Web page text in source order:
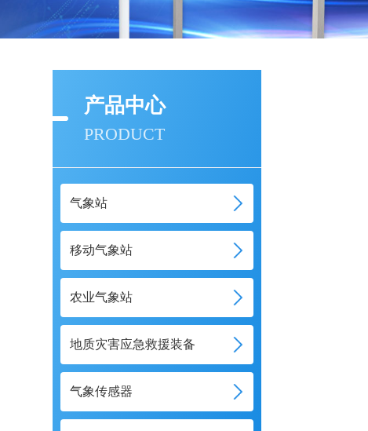
产品中心
PRODUCT
气象站
移动气象站
农业气象站
地质灾害应急救援装备
气象传感器